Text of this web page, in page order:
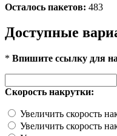
Осталось пакетов: 483
Доступные
* Впишите ссылку для
Скорость накрутки:
Увеличить скорость
Увеличить скорость